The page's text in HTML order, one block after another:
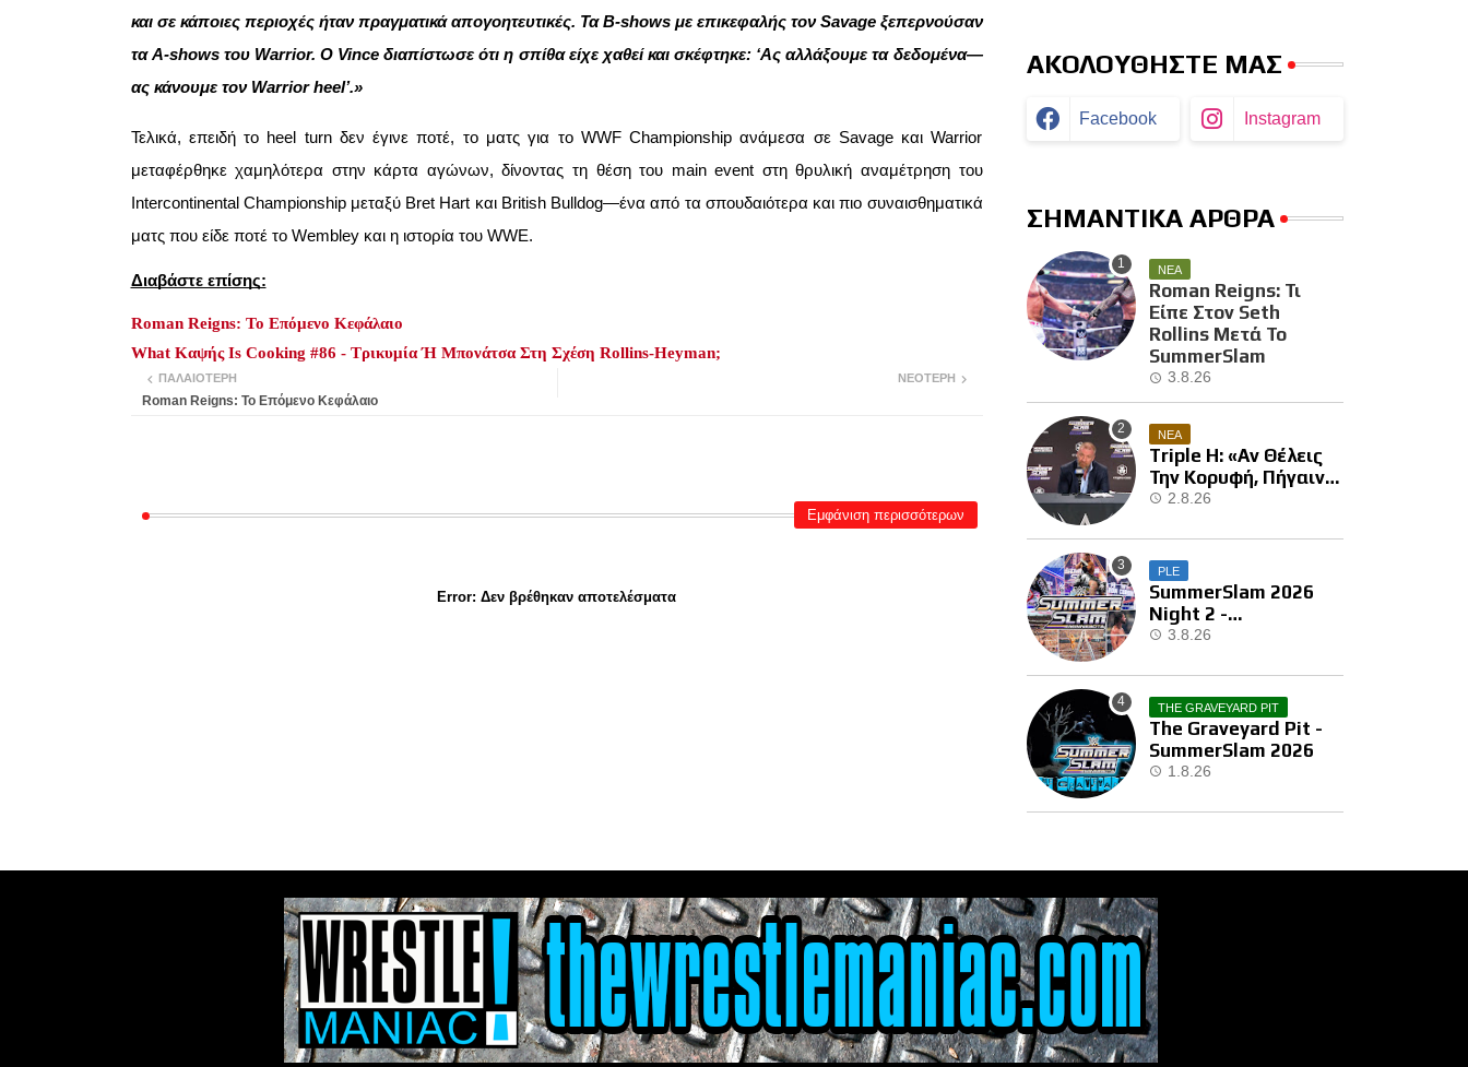
και σε κάποιες περιοχές ήταν πραγματικά απογοητευτικές. Τα B-shows με επικεφαλής τον Savage ξεπερνούσαν
τα A-shows του Warrior. Ο Vince διαπίστωσε ότι η σπίθα είχε χαθεί και σκέφτηκε: ‘Ας αλλάξουμε τα δεδομένα—
ας κάνουμε τον Warrior heel’.»
Τελικά, επειδή το heel turn δεν έγινε ποτέ, το ματς για το WWF Championship ανάμεσα σε Savage και Warrior
μεταφέρθηκε χαμηλότερα στην κάρτα αγώνων, δίνοντας τη θέση του main event στη θρυλική αναμέτρηση του
Intercontinental Championship μεταξύ Bret Hart και British Bulldog—ένα από τα σπουδαιότερα και πιο συναισθηματικά
ματς που είδε ποτέ το Wembley και η ιστορία του WWE.
Διαβάστε επίσης:
Roman Reigns: Το Επόμενο Κεφάλαιο
What Καψής Is Cooking #86 - Τρικυμία Ή Μπονάτσα Στη Σχέση Rollins-Heyman;
ΝΕΌΤΕΡΗ
ΠΑΛΑΙΌΤΕΡΗ
Roman Reigns: Το Επόμενο Κεφάλαιο
Εμφάνιση περισσότερων
Error: Δεν βρέθηκαν αποτελέσματα
ΑΚΟΛΟΥΘΗΣΤΕ ΜΑΣ
Facebook Instagram
ΣΗΜΑΝΤΙΚΑ ΑΡΘΡΑ
ΝΕΑ
Roman Reigns: Τι
Είπε Στον Seth
Rollins Μετά Το
SummerSlam
3.8.26
ΝΕΑ
Triple H: «Αν Θέλεις
Την Κορυφή, Πήγαινε
Και Κέρδισε Την»
2.8.26
PLE
SummerSlam 2026
Night 2 -
Αποτελέσματα
3.8.26
THE GRAVEYARD PIT
The Graveyard Pit -
SummerSlam 2026
1.8.26